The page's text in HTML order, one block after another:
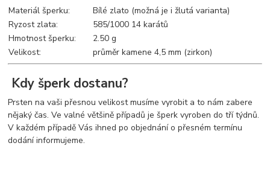
Materiál šperku:
Bílé zlato (možná je i žlutá varianta)
Ryzost zlata:
585/1000 14 karátů
Hmotnost šperku:
2.50 g
Velikost:
průměr kamene 4,5 mm (zirkon)
Kdy šperk dostanu?
Prsten na vaši přesnou velikost musíme vyrobit a to nám zabere
nějaký čas. Ve valné většině případů je šperk vyroben do tří týdnů.
V každém případě Vás ihned po objednání o přesném termínu
dodání informujeme.